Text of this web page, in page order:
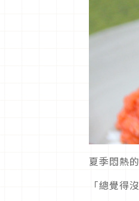
夏季悶熱
「總覺得